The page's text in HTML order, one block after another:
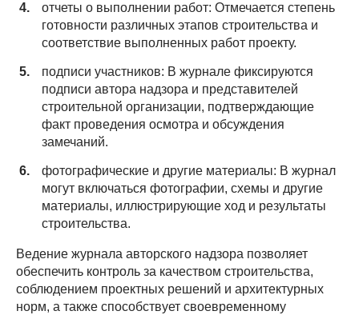
отчеты о выполнении работ: Отмечается степень
готовности различных этапов строительства и
соответствие выполненных работ проекту.
подписи участников: В журнале фиксируются
подписи автора надзора и представителей
строительной организации, подтверждающие
факт проведения осмотра и обсуждения
замечаний.
фотографические и другие материалы: В журнал
могут включаться фотографии, схемы и другие
материалы, иллюстрирующие ход и результаты
строительства.
Ведение журнала авторского надзора позволяет
обеспечить контроль за качеством строительства,
соблюдением проектных решений и архитектурных
норм, а также способствует своевременному